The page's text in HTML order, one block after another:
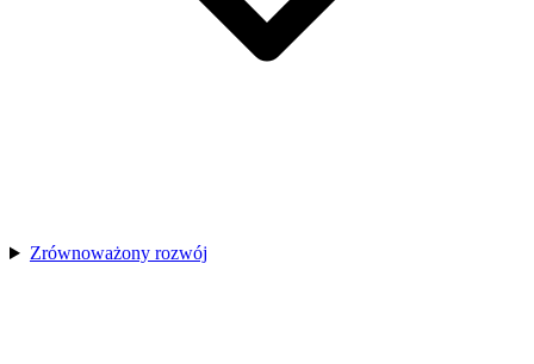
Zrównoważony rozwój